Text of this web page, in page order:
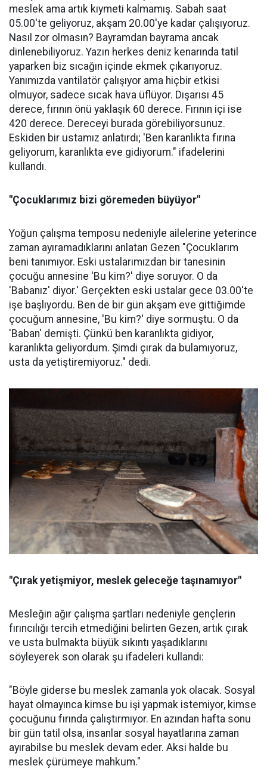
meslek ama artık kıymeti kalmamış. Sabah saat
05.00'te geliyoruz, akşam 20.00'ye kadar çalışıyoruz.
Nasıl zor olmasın? Bayramdan bayrama ancak
dinlenebiliyoruz. Yazın herkes deniz kenarında tatil
yaparken biz sıcağın içinde ekmek çıkarıyoruz.
Yanımızda vantilatör çalışıyor ama hiçbir etkisi
olmuyor, sadece sıcak hava üflüyor. Dışarısı 45
derece, fırının önü yaklaşık 60 derece. Fırının içi ise
420 derece. Dereceyi burada görebiliyorsunuz.
Eskiden bir ustamız anlatırdı; 'Ben karanlıkta fırına
geliyorum, karanlıkta eve gidiyorum." ifadelerini
kullandı.
"Çocuklarımız bizi göremeden büyüyor"
Yoğun çalışma temposu nedeniyle ailelerine yeterince
zaman ayıramadıklarını anlatan Gezen "Çocuklarım
beni tanımıyor. Eski ustalarımızdan bir tanesinin
çocuğu annesine 'Bu kim?' diye soruyor. O da
'Babanız' diyor.' Gerçekten eski ustalar gece 03.00'te
işe başlıyordu. Ben de bir gün akşam eve gittiğimde
çocuğum annesine, 'Bu kim?' diye sormuştu. O da
'Baban' demişti. Çünkü ben karanlıkta gidiyor,
karanlıkta geliyordum. Şimdi çırak da bulamıyoruz,
usta da yetiştiremiyoruz." dedi.
"Çırak yetişmiyor, meslek geleceğe taşınamıyor"
Mesleğin ağır çalışma şartları nedeniyle gençlerin
fırıncılığı tercih etmediğini belirten Gezen, artık çırak
ve usta bulmakta büyük sıkıntı yaşadıklarını
söyleyerek son olarak şu ifadeleri kullandı:
"Böyle giderse bu meslek zamanla yok olacak. Sosyal
hayat olmayınca kimse bu işi yapmak istemiyor, kimse
çocuğunu fırında çalıştırmıyor. En azından hafta sonu
bir gün tatil olsa, insanlar sosyal hayatlarına zaman
ayırabilse bu meslek devam eder. Aksi halde bu
meslek çürümeye mahkum."